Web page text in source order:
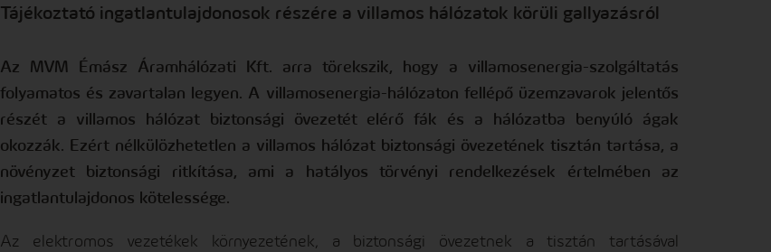
Tájékoztató ingatlantulajdonosok részére a villamos hálózatok körüli gallyazásról
Az MVM Émász Áramhálózati Kft. arra törekszik, hogy a villamosenergia-szolgáltatás
folyamatos és zavartalan legyen. A villamosenergia-hálózaton fellépő üzemzavarok jelentős
részét a villamos hálózat biztonsági övezetét elérő fák és a hálózatba benyúló ágak
okozzák. Ezért nélkülözhetetlen a villamos hálózat biztonsági övezetének tisztán tartása, a
növényzet biztonsági ritkítása, ami a hatályos törvényi rendelkezések értelmében az
ingatlantulajdonos kötelessége.
Az elektromos vezetékek környezetének, a biztonsági övezetnek a tisztán tartásával